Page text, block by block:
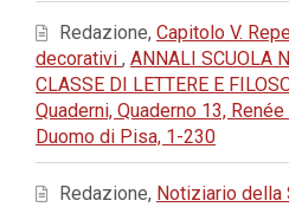
Redazione, Capitolo V.
decorativi , ANNALI SCUOLA
CLASSE DI LETTERE E
Quaderni, Quaderno 13,
Duomo di Pisa, 1-230
Redazione, Notiziario della